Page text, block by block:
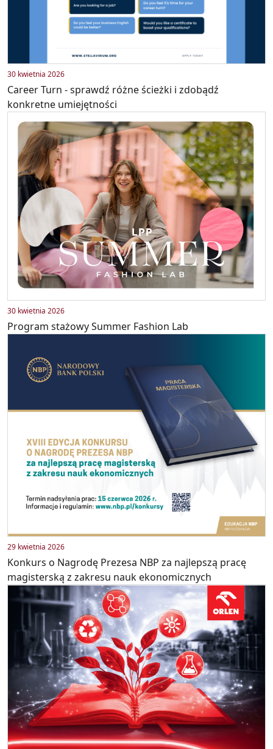
30 kwietnia 2026
Career Turn - sprawdź różne ścieżki i zdobądź
konkretne umiejętności
30 kwietnia 2026
Program stażowy Summer Fashion Lab
29 kwietnia 2026
Konkurs o Nagrodę Prezesa NBP za najlepszą pracę
magisterską z zakresu nauk ekonomicznych